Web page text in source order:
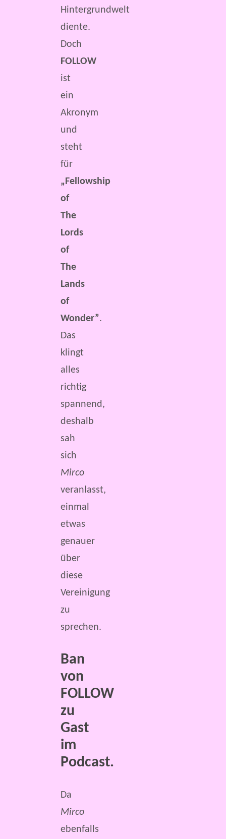
Hintergrundwelt
diente.
Doch
FOLLOW
ist
ein
Akronym
und
steht
für
„Fellowship
of
The
Lords
of
The
Lands
of
Wonder”.
Das
klingt
alles
richtig
spannend,
deshalb
sah
sich
Mirco
veranlasst,
einmal
etwas
genauer
über
diese
Vereinigung
zu
sprechen.
Ban
von
FOLLOW
zu
Gast
im
Podcast.
Da
Mirco
ebenfalls